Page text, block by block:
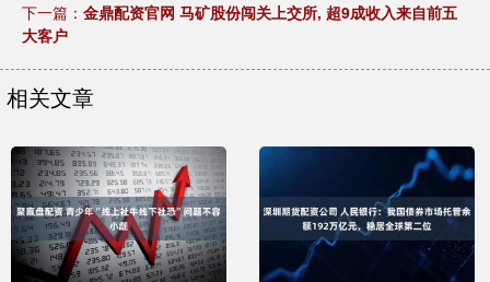
下一篇： 金鼎配资官网 马矿股份闯关上交所, 超9成收入来自前五
大客户
相关文章